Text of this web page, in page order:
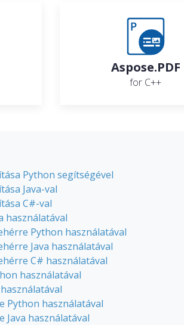
Aspose.PDF
for C++
Python segítségével
Java-val
C#-val
használatával
Python használatával
Java használatával
C# használatával
használatával
Python használatával
Java használatával